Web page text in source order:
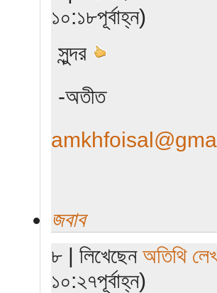
১০:১৮পূর্বাহ্ন)
সুন্দর
-অতীত
জবাব
৮ | লিখেছেন অতিথি
১০:২৭পূর্বাহ্ন)